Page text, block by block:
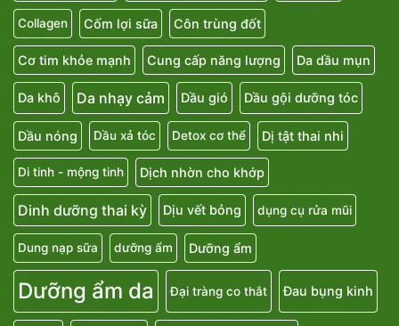
Collagen Cốm lợi sữa Côn trùng đốt
Cơ tim khỏe mạnh Cung cấp năng lượng Da dầu mụn
Da khô Da nhạy cảm Dầu gió Dầu gội dưỡng tóc
Dầu nóng Dầu xả tóc Detox cơ thể Dị tật thai nhi
Di tinh - mộng tinh Dịch nhờn cho khớp
Dinh dưỡng thai kỳ Dịu vết bỏng dụng cụ rửa mũi
Dung nạp sữa dưỡng ẩm Dưỡng ẩm
Dưỡng ẩm da Đại tràng co thắt Đau bụng kinh